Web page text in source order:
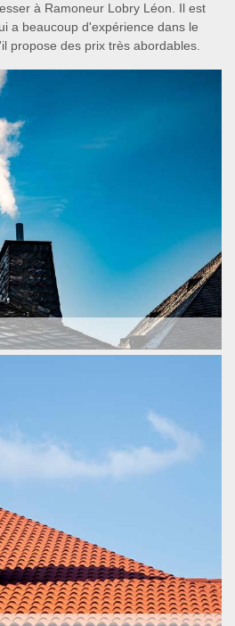
à Ramoneur Lobry Léon. Il est
a beaucoup d'expérience dans le
propose des prix très abordables.